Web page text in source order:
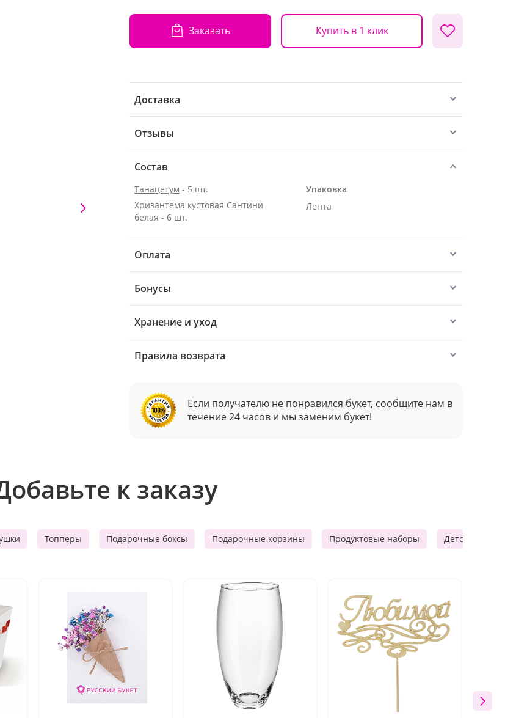
Заказать Купить в 1 клик
Доставка
Отзывы
Состав
Танацетум - 5 шт.
Хризантема кустовая Сантини
белая - 6 шт.
Упаковка
Лента
Оплата
Бонусы
Хранение и уход
Правила возврата
Если получателю не понравился букет, сообщите нам в
течение 24 часов и мы заменим букет!
к заказу
Топперы Подарочные боксы Подарочные корзины Продуктовые наборы Детские подарки